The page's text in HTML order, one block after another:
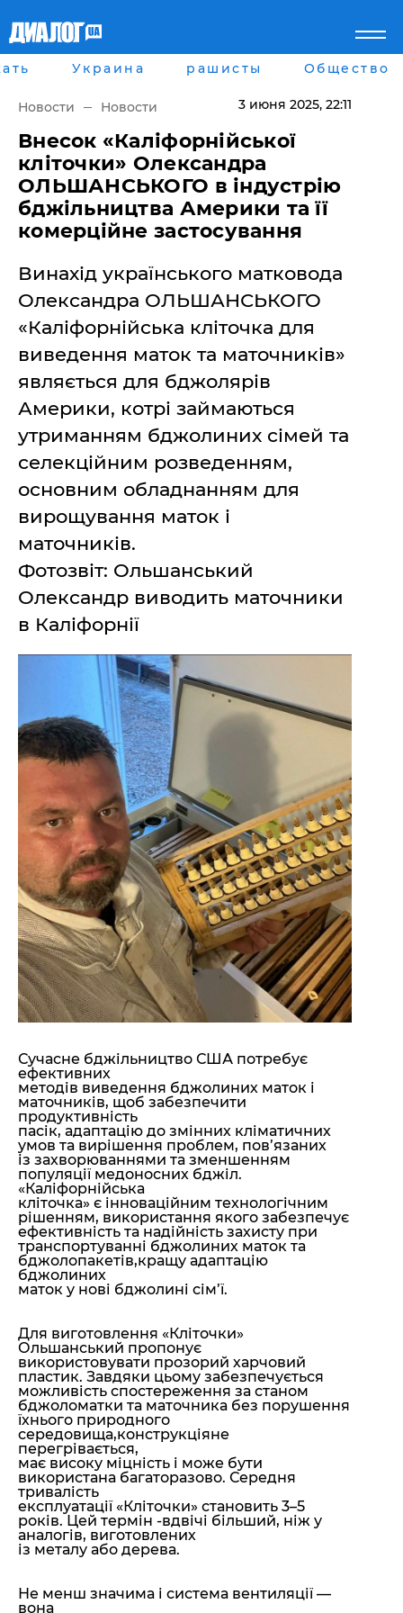
Главная
рассея
Мир
Беларусь
Военное обозрение
Наука и Техника
Экономика
Мнение
Пресса
Шоу-биз
Здоровье
Украина
Культура
Города
Киев
Харьков
Днепр
Львов
Одесса
Война на Донбассе и в
Крыму
"ДНР"
"ЛНР"
Оккупация Крыма
Новости Крыма
Донбасс
Армия Украины
Лайф стайл
Здоровье
Стиль Диалога
Шоу-биз
Общество
Пресс-релизы
Блоги
ИноСМИ
Украина рашисты Общество
Новости Новости 3 июня 2025, 22:11
Внесок «Каліфорнійської
кліточки» Олександра
ОЛЬШАНСЬКОГО в індустрію
бджільництва Америки та її
комерційне застосування
Винахід українського матковода
Олександра ОЛЬШАНСЬКОГО
«Каліфорнійська кліточка для
виведення маток та маточників»
являється для бджолярів
Америки, котрі займаються
утриманням бджолиних сімей та
селекційним розведенням,
основним обладнанням для
вирощування маток і
маточників.
Фотозвіт: Ольшанський
Олександр виводить маточники
в Каліфорнії
Сучасне бджільництво США потребує
ефективних
методів виведення бджолиних маток і
маточників, щоб забезпечити
продуктивність
пасік, адаптацію до змінних кліматичних
умов та вирішення проблем, пов’язаних
із захворюваннями та зменшенням
популяції медоносних бджіл.
«Каліфорнійська
кліточка» є інноваційним технологічним
рішенням, використання якого забезпечує
ефективність та надійність захисту при
транспортуванні бджолиних маток та
бджолопакетів,кращу адаптацію
бджолиних
маток у нові бджолині сім’ї.
Для виготовлення «Кліточки»
Ольшанський пропонує
використовувати прозорий харчовий
пластик. Завдяки цьому забезпечується
можливість спостереження за станом
бджоломатки та маточника без порушення
їхнього природного
середовища,конструкціяне
перегрівається,
має високу міцність і може бути
використана багаторазово. Середня
тривалість
експлуатації «Кліточки» становить 3–5
років. Цей термін -вдвічі більший, ніж у
аналогів, виготовлених
із металу або дерева.
Не менш значима і система вентиляції —
вона